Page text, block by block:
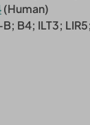
(Human)
B; B4; ILT3;